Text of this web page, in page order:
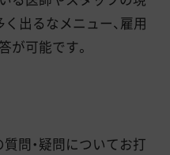
出るなメニュー、雇用
が可能です。
問・疑問についてお打